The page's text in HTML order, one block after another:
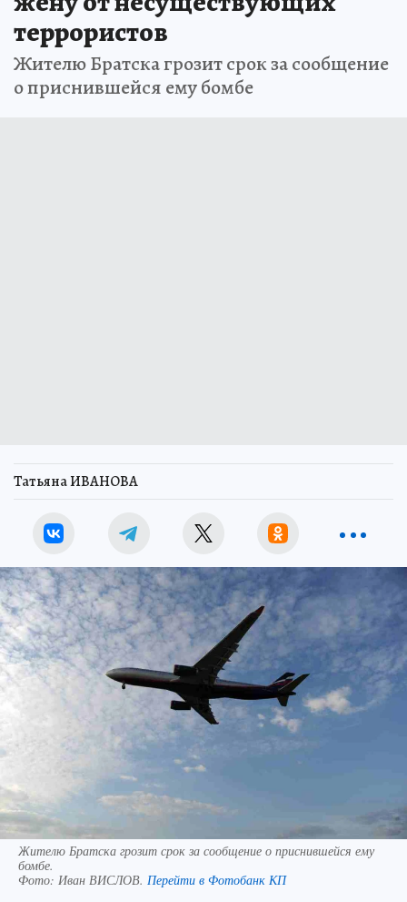
террористов
Жителю Братска грозит срок за сообщение
о приснившейся ему бомбе
Татьяна ИВАНОВА
Жителю Братска грозит срок за сообщение о приснившейся ему
бомбе.
Фото: Иван ВИСЛОВ. Перейти в Фотобанк КП